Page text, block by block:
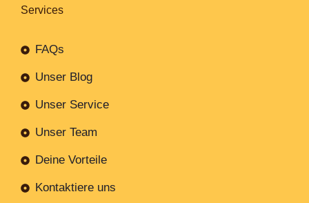
Services
FAQs
Unser Blog
Unser Service
Unser Team
Deine Vorteile
Kontaktiere uns